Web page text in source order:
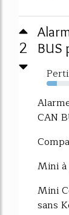
2
BUS
24%
CAN
Mini à
Mini
sans